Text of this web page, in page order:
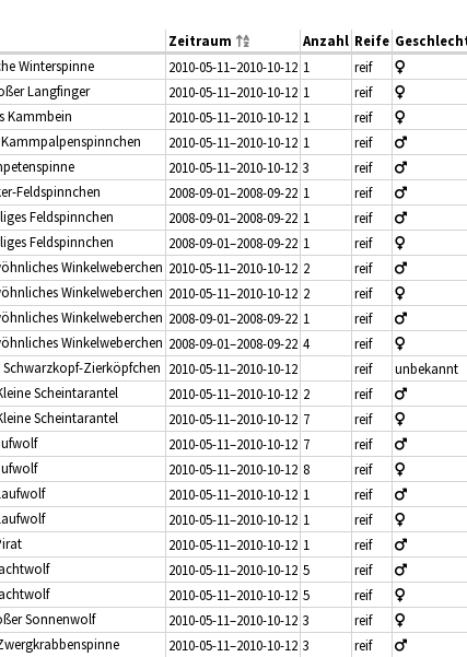
Zeitraum Anzahl Reife
Winterspinne 2010-05-11–2010-10-12 1 reif
Langfinger 2010-05-11–2010-10-12 1 reif
Kammbein 2010-05-11–2010-10-12 1 reif
2010-05-11–2010-10-12 1 reif
2010-05-11–2010-10-12 3 reif
Feldspinnchen 2008-09-01–2008-09-22 1 reif
Feldspinnchen 2008-09-01–2008-09-22 1 reif
Feldspinnchen 2008-09-01–2008-09-22 1 reif
Winkelweberchen 2010-05-11–2010-10-12 2 reif
Winkelweberchen 2010-05-11–2010-10-12 2 reif
Winkelweberchen 2008-09-01–2008-09-22 1 reif
Winkelweberchen 2008-09-01–2008-09-22 4 reif
Schwarzkopf-Zierköpfchen 2010-05-11–2010-10-12 reif unbekannt
Scheintarantel 2010-05-11–2010-10-12 2 reif
Scheintarantel 2010-05-11–2010-10-12 7 reif
2010-05-11–2010-10-12 7 reif
2010-05-11–2010-10-12 8 reif
2010-05-11–2010-10-12 1 reif
2010-05-11–2010-10-12 1 reif
2010-05-11–2010-10-12 1 reif
2010-05-11–2010-10-12 5 reif
2010-05-11–2010-10-12 5 reif
Sonnenwolf 2010-05-11–2010-10-12 3 reif
2010-05-11–2010-10-12 3 reif